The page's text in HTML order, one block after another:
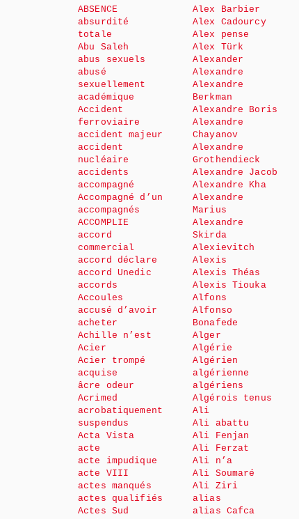
ABSENCE
absurdité
totale
Abu Saleh
abus sexuels
abusé
sexuellement
académique
Accident
ferroviaire
accident majeur
accident
nucléaire
accidents
accompagné
Accompagné d’un
accompagnés
ACCOMPLIE
accord
commercial
accord déclare
accord Unedic
accords
Accoules
accusé d’avoir
acheter
Achille n’est
Acier
Acier trompé
acquise
âcre odeur
Acrimed
acrobatiquement
suspendus
Acta Vista
acte
acte impudique
acte VIII
actes manqués
actes qualifiés
Actes Sud
Alex Barbier
Alex Cadourcy
Alex pense
Alex Türk
Alexander
Alexandre
Alexandre
Berkman
Alexandre Boris
Alexandre
Chayanov
Alexandre
Grothendieck
Alexandre Jacob
Alexandre Kha
Alexandre
Marius
Alexandre
Skirda
Alexievitch
Alexis
Alexis Théas
Alexis Tiouka
Alfons
Alfonso
Bonafede
Alger
Algérie
Algérien
algérienne
algériens
Algérois tenus
Ali
Ali abattu
Ali Fenjan
Ali Ferzat
Ali n’a
Ali Soumaré
Ali Ziri
alias
alias Cafca